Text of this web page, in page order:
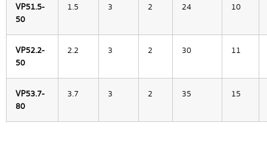
VP51.5-
50
1.5 3 2 24 10
VP52.2-
50
2.2 3 2 30 11
VP53.7-
80
3.7 3 2 35 15